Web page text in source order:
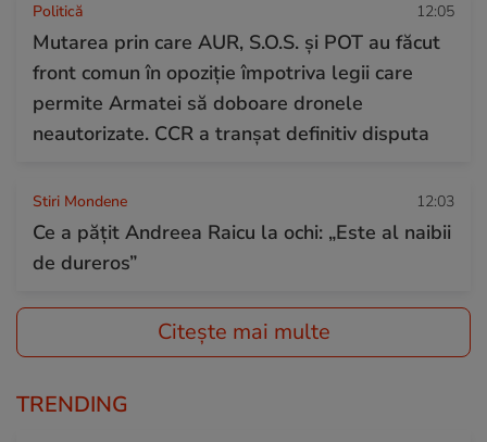
Politică 12:05
Mutarea prin care AUR, S.O.S. și POT au făcut
front comun în opoziție împotriva legii care
permite Armatei să doboare dronele
neautorizate. CCR a tranșat definitiv disputa
Stiri Mondene 12:03
Ce a pățit Andreea Raicu la ochi: „Este al naibii
de dureros”
Citește mai multe
TRENDING